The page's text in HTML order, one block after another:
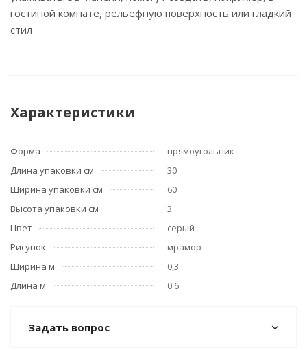
гостиной комнате, рельефную поверхность или гладкий
стил
Характеристики
Форма
прямоугольник
Длина упаковки см
30
Ширина упаковки см
60
Высота упаковки см
3
Цвет
серый
Рисунок
мрамор
Ширина м
0,3
Длина м
0.6
Задать вопрос